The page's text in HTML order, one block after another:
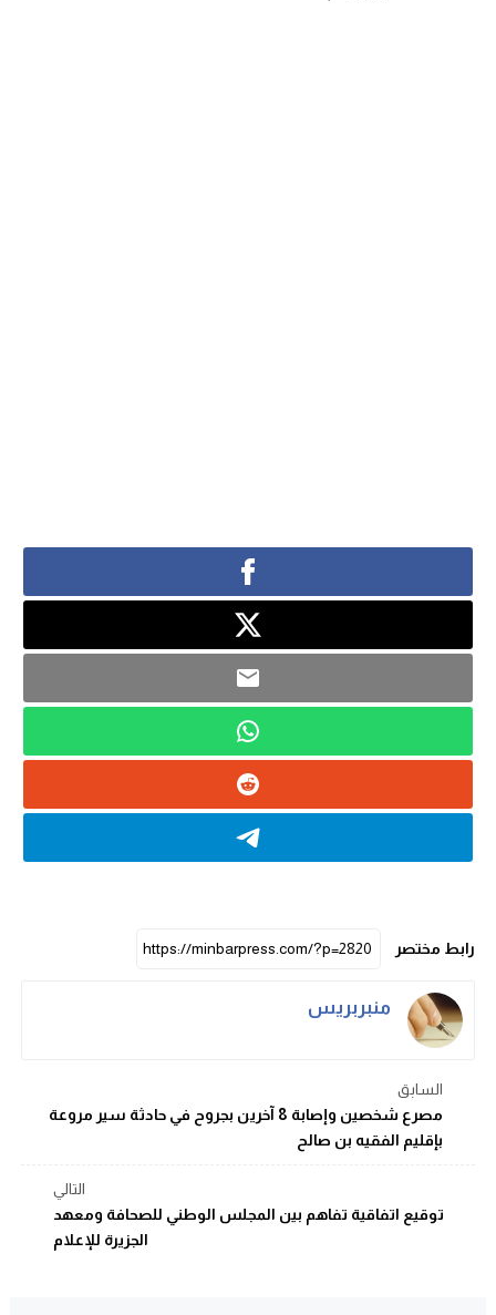
رابط مختصر
منبربريس
السابق
مصرع شخصين وإصابة 8 آخرين بجروح في حادثة سير مروعة
بإقليم الفقيه بن صالح
التالي
توقيع اتفاقية تفاهم بين المجلس الوطني للصحافة ومعهد
الجزيرة للإعلام